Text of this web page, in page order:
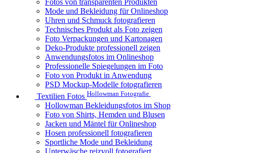
Fotos von transparenten Produkten
Mode und Bekleidung für Onlineshop
Uhren und Schmuck fotografieren
Technisches Produkt als Foto zeigen
Foto Verpackungen und Kartonagen
Deko-Produkte professionell zeigen
Anwendungsfotos im Onlineshop
Professionelle Spiegelungen im Foto
Foto von Produkt in Anwendung
PSD Mockup-Modelle fotografieren
Textilien Fotos Hollowman Fotografie
Hollowman Bekleidungsfotos im Shop
Foto von Shirts, Hemden und Blusen
Jacken und Mäntel für Onlineshop
Hosen professionell fotografieren
Sportliche Mode und Bekleidung
Unterwäsche reizvoll fotografiert